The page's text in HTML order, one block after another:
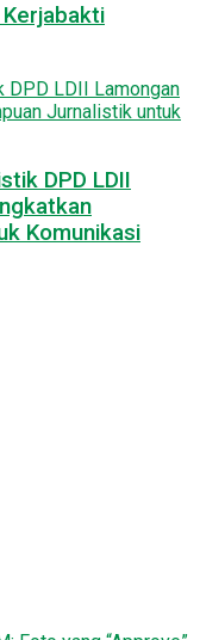
Kerjabakti
DPD LDII
Komunikasi